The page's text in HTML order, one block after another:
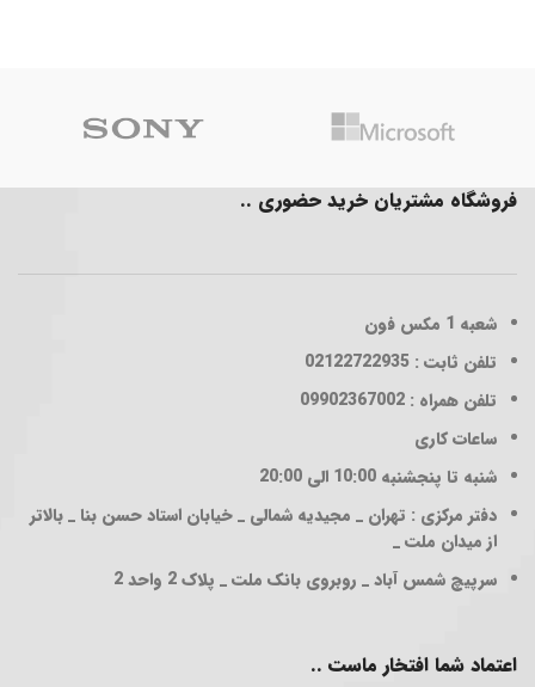
فروشگاه مشتریان خرید حضوری ..
شعبه 1
مکس فون
تلفن ثابت : 02122722935
تلفن همراه : 09902367002
ساعات کاری
شنبه تا پنجشنبه 10:00 الی 20:00
دفتر مرکزی : تهران _ مجیدیه شمالی _ خیابان استاد حسن بنا _ بالاتر
از میدان ملت _
سرپیچ شمس آباد _ روبروی بانک ملت _ پلاک 2 واحد 2
اعتماد شما افتخار ماست ..